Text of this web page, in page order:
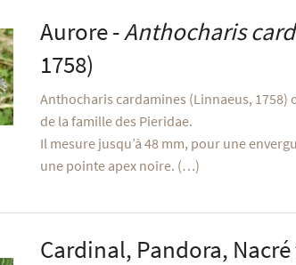
Aurore -Anthocharis
1758)
Anthocharis cardamines (Linnaeus, 1758)
de la famille des Pieridae.
Il mesure jusqu’à 48 mm, pour une
une pointe apex noire. (…)
Cardinal, Pandora,